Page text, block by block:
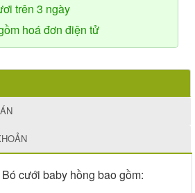
trên 3 ngày
hoá đơn điện tử
cưới baby hồng bao gồm: